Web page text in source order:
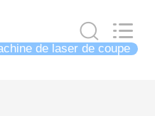
de laser de coupe